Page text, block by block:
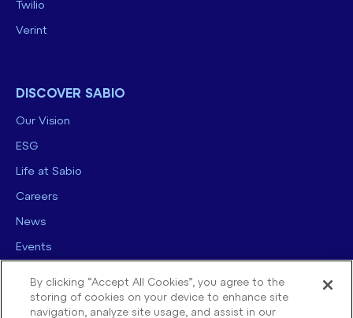
Twilio
Verint
DISCOVER SABIO
Our Vision
ESG
Life at Sabio
Careers
News
Events
By clicking “Accept All Cookies”, you agree to the
storing of cookies on your device to enhance site
navigation, analyze site usage, and assist in our